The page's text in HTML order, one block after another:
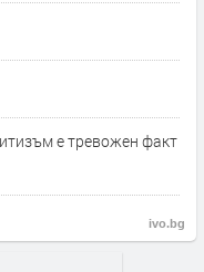
е тревожен факт
ivo.bg